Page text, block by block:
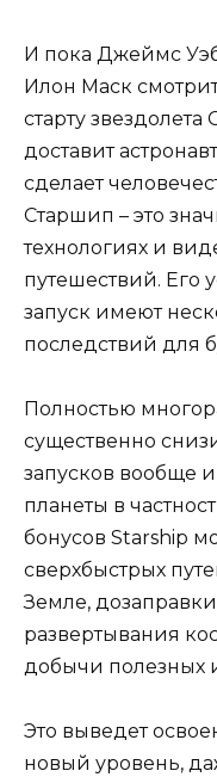
И пока Джеймс
Илон Маск
старту
доставит
сделает
Старшип – это
технологиях и
путешествий. Его
запуск имеют
последствий для
Полностью
существенно
запусков вообще
планеты в
бонусов Starship
сверхбыстрых
Земле,
развертывания
добычи полезных
Это выведет
новый уровень,